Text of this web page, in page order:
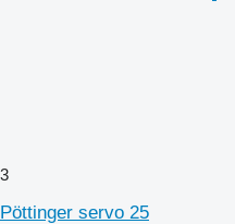
3
Pöttinger servo 25